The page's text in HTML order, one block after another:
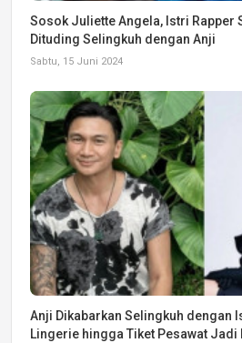
Sosok Juliette Angela, Istri Rapper
Dituding Selingkuh dengan Anji
Sabtu, 15 Juni 2024
Anji Dikabarkan Selingkuh dengan
Lingerie hingga Tiket Pesawat Jadi